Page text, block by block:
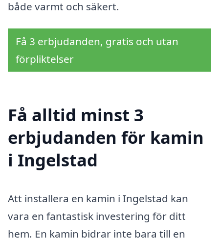
både varmt och säkert.
Få 3 erbjudanden, gratis och utan
förpliktelser
Få alltid minst 3
erbjudanden för kamin
i Ingelstad
Att installera en kamin i Ingelstad kan
vara en fantastisk investering för ditt
hem. En kamin bidrar inte bara till en